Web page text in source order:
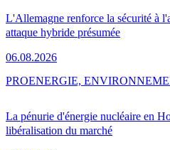
L'Allemagne renforce la sécurité à
attaque hybride présumée
06.08.2026
La pénurie d'énergie nucléaire en
libéralisation du marché
PROENERGIE,